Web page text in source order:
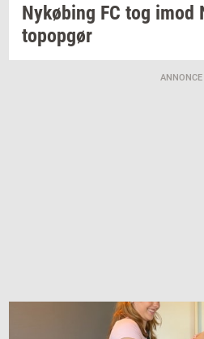
Ny­kø­bing FC tog imod
topop­gør
ANNONCE